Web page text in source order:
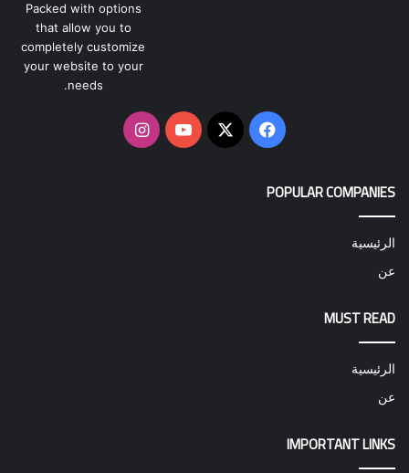
Packed with options
that allow you to
completely customize
your website to your
needs.
فيسبوك
‫X
‫YouTubeانستقرام
POPULAR COMPANIES
الرئيسية
عن
MUST READ
الرئيسية
عن
IMPORTANT LINKS